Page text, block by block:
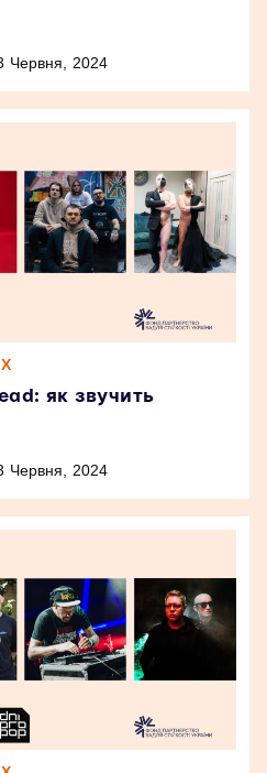
Червня, 2024
як звучить
Червня, 2024